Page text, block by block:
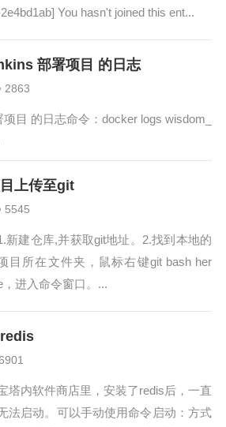
You hasn't joined this ent...
部署项目 的日志
2863
目 的日志命令：docker logs wisdom_
上传至git
5545
新建仓库,并获取git地址。2.找到本地的
目所在文件夹，鼠标右键git bash her
，进入命令窗口。...
塔内软件商店里，安装了redis后，一直
法启动。可以手动使用命令启动：方式